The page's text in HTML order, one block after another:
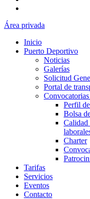
Área privada
Inicio
Puerto Deportivo
Noticias
Galerías
Solicitud
Portal de
Perfil
Bolsa
Calidad
Charter
Tarifas
Servicios
Eventos
Contacto